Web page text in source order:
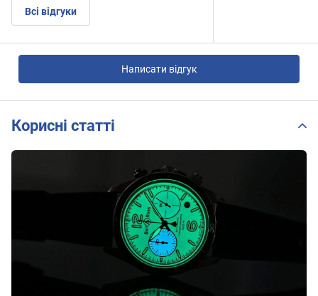
Всі відгуки
Написати відгук
Корисні статті